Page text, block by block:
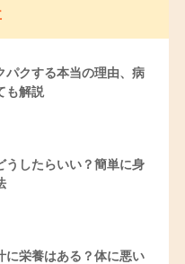
パクする本当の理由、病
も解説
うしたらいい？簡単に身
に栄養はある？体に悪い